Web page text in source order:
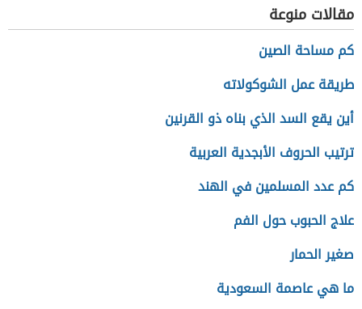
مقالات منوعة
كم مساحة الصين
طريقة عمل الشوكولاته
أين يقع السد الذي بناه ذو القرنين
ترتيب الحروف الأبجدية العربية
كم عدد المسلمين في الهند
علاج الحبوب حول الفم
صغير الحمار
ما هي عاصمة السعودية